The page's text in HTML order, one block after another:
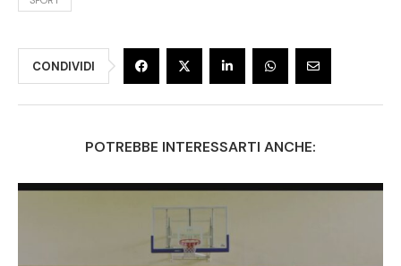
CONDIVIDI
POTREBBE INTERESSARTI ANCHE: